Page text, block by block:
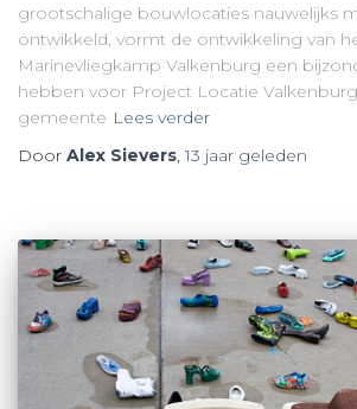
grootschalige bouwlocaties nauwelijks
ontwikkeld, vormt de ontwikkeling van
Marinevliegkamp Valkenburg een
hebben voor Project Locatie
gemeente Lees verder
Door Alex Sievers,13 jaar geleden